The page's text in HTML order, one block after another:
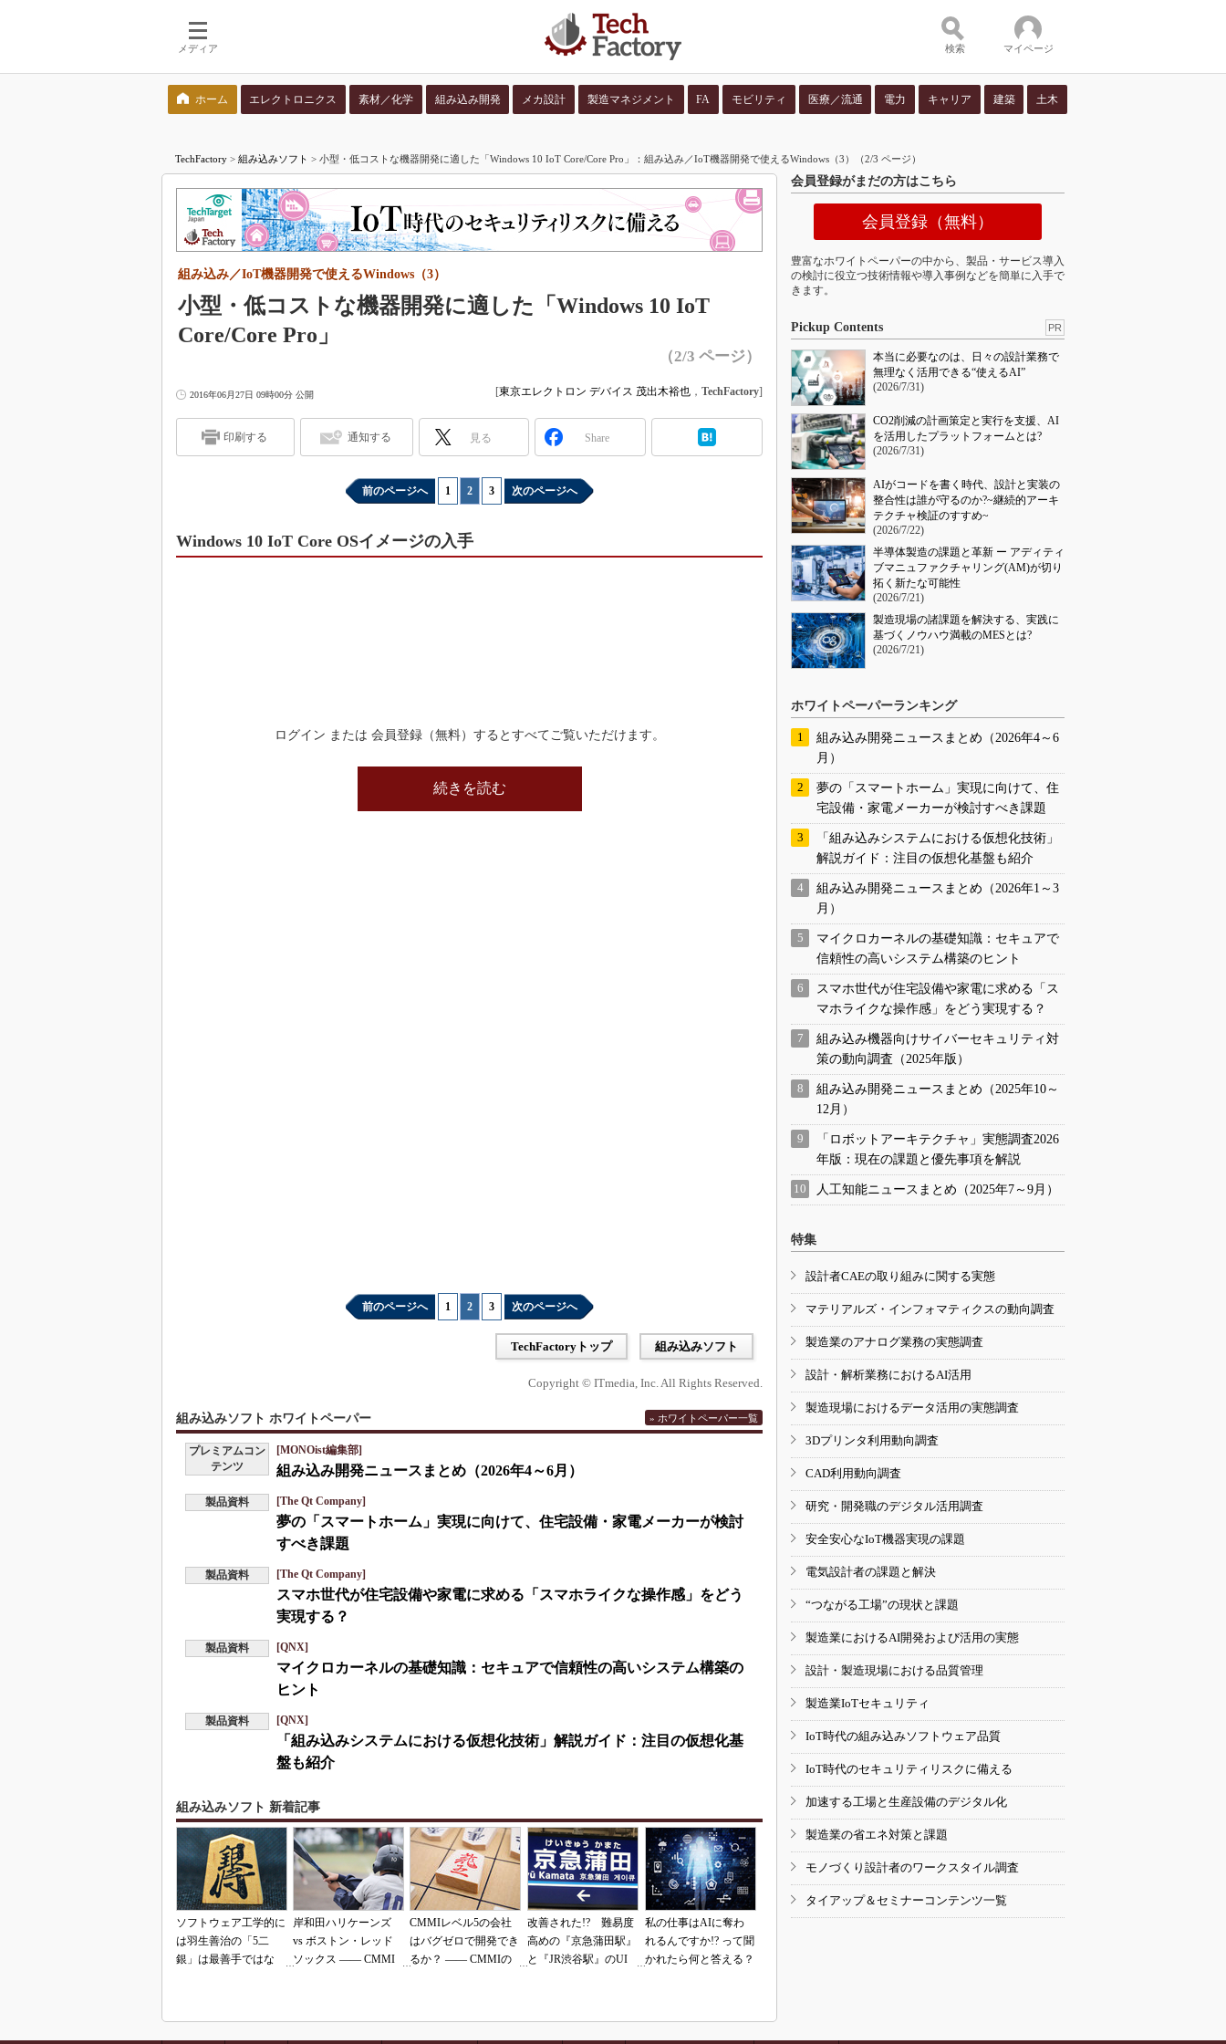
メディア 検索 マイページ
ホーム エレクトロニクス 素材／化学 組み込み開発 メカ設計 製造マネジメント FA モビリティ 医療／流通 電力 キャリア 建築 土木
TechFactory > 組み込みソフト > 小型・低コストな機器開発に適した「Windows 10 IoT Core/Core Pro」：組み込み／IoT機器開発で使えるWindows（3）（2/3 ページ）
小型・低コストな機器開発に適した「Windows 10 IoT
Core/Core Pro」
組み込み／IoT機器開発で使えるWindows（3）
（2/3 ページ）
2016年06月27日 09時00分 公開 [東京エレクトロン デバイス 茂出木裕也 ， TechFactory]
印刷する 通知する 見る Share
前のページへ 1 2 3 次のページへ
Windows 10 IoT Core OSイメージの入手
ログイン または 会員登録（無料）するとすべてご覧いただけます。
続きを読む
前のページへ 1 2 3 次のページへ
TechFactoryトップ 組み込みソフト
Copyright © ITmedia, Inc. All Rights Reserved.
組み込みソフト ホワイトペーパー » ホワイトペーパー一覧
プレミアムコン
テンツ
[MONOist編集部]
組み込み開発ニュースまとめ（2026年4～6月）
製品資料 [The Qt Company]
夢の「スマートホーム」実現に向けて、住宅設備・家電メーカーが検討
すべき課題
製品資料 [The Qt Company]
スマホ世代が住宅設備や家電に求める「スマホライクな操作感」をどう
実現する？
製品資料 [QNX]
マイクロカーネルの基礎知識：セキュアで信頼性の高いシステム構築の
ヒント
製品資料 [QNX]
「組み込みシステムにおける仮想化技術」解説ガイド：注目の仮想化基
盤も紹介
組み込みソフト 新着記事
ソフトウェア工学的に
は羽生善治の「5二
銀」は最善手ではな
岸和田ハリケーンズ
vs ボストン・レッド
ソックス ―― CMMI
CMMIレベル5の会社
はバグゼロで開発でき
るか？ ―― CMMIの
改善された!? 難易度
高めの『京急蒲田駅』
と『JR渋谷駅』のUI
私の仕事はAIに奪わ
れるんですか!? って聞
かれたら何と答える？
会員登録がまだの方はこちら
会員登録（無料）
豊富なホワイトペーパーの中から、製品・サービス導入
の検討に役立つ技術情報や導入事例などを簡単に入手で
きます。
Pickup Contents PR
本当に必要なのは、日々の設計業務で
無理なく活用できる“使えるAI”
(2026/7/31)
CO2削減の計画策定と実行を支援、AI
を活用したプラットフォームとは?
(2026/7/31)
AIがコードを書く時代、設計と実装の
整合性は誰が守るのか?~継続的アーキ
テクチャ検証のすすめ~
(2026/7/22)
半導体製造の課題と革新 ー アディティ
ブマニュファクチャリング(AM)が切り
拓く新たな可能性
(2026/7/21)
製造現場の諸課題を解決する、実践に
基づくノウハウ満載のMESとは?
(2026/7/21)
ホワイトペーパーランキング
組み込み開発ニュースまとめ（2026年4～6
月）
夢の「スマートホーム」実現に向けて、住
宅設備・家電メーカーが検討すべき課題
「組み込みシステムにおける仮想化技術」
解説ガイド：注目の仮想化基盤も紹介
組み込み開発ニュースまとめ（2026年1～3
月）
マイクロカーネルの基礎知識：セキュアで
信頼性の高いシステム構築のヒント
スマホ世代が住宅設備や家電に求める「ス
マホライクな操作感」をどう実現する？
組み込み機器向けサイバーセキュリティ対
策の動向調査（2025年版）
組み込み開発ニュースまとめ（2025年10～
12月）
「ロボットアーキテクチャ」実態調査2026
年版：現在の課題と優先事項を解説
人工知能ニュースまとめ（2025年7～9月）
特集
設計者CAEの取り組みに関する実態
マテリアルズ・インフォマティクスの動向調査
製造業のアナログ業務の実態調査
設計・解析業務におけるAI活用
製造現場におけるデータ活用の実態調査
3Dプリンタ利用動向調査
CAD利用動向調査
研究・開発職のデジタル活用調査
安全安心なIoT機器実現の課題
電気設計者の課題と解決
“つながる工場”の現状と課題
製造業におけるAI開発および活用の実態
設計・製造現場における品質管理
製造業IoTセキュリティ
IoT時代の組み込みソフトウェア品質
IoT時代のセキュリティリスクに備える
加速する工場と生産設備のデジタル化
製造業の省エネ対策と課題
モノづくり設計者のワークスタイル調査
タイアップ＆セミナーコンテンツ一覧